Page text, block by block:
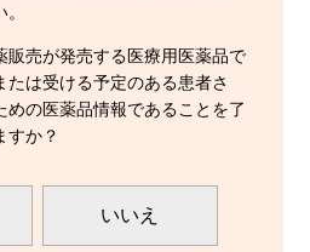
販売が発売する医療用医薬品で
は受ける予定のある患者さ
めの医薬品情報であることを了
すか？
いいえ